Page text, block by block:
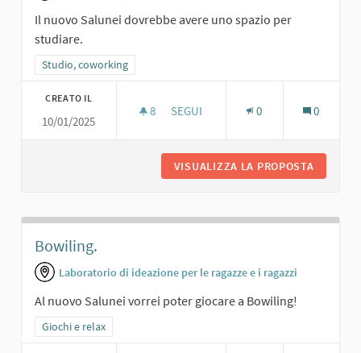
Il nuovo Salunei dovrebbe avere uno spazio per
studiare.
Filtra i risultati per categoria: Studio, coworking
Studio, coworking
CREATO IL
10/01/2025
8 8 SOSTENITORI
SEGUI 0 0
VISUALIZZA LA PROPOSTA
Bowiling.
Laboratorio di ideazione per le ragazze e i ragazzi
Al nuovo Salunei vorrei poter giocare a Bowiling!
Filtra i risultati per categoria: Giochi e relax
Giochi e relax